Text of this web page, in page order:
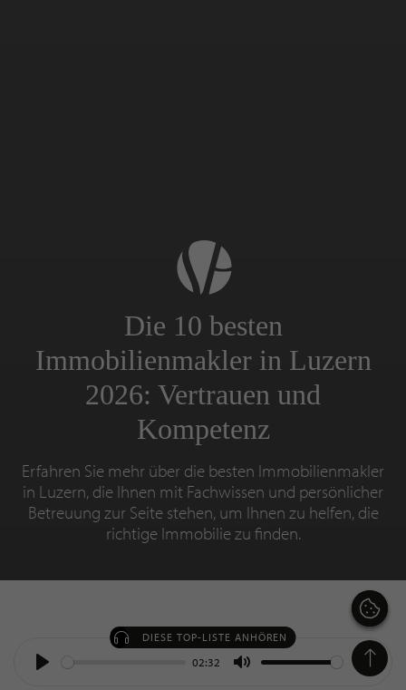
Die 10 besten
Immobilienmakler in Luzern
2026: Vertrauen und
Kompetenz
Erfahren Sie mehr über die besten Immobilienmakler
in Luzern, die Ihnen mit Fachwissen und persönlicher
Betreuung zur Seite stehen, um Ihnen zu helfen, die
richtige Immobilie zu finden.
DIESE TOP-LISTE ANHÖREN
02:32